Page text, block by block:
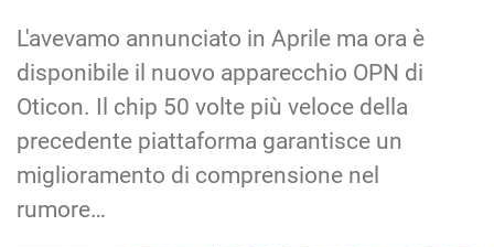
L'avevamo annunciato in Aprile ma ora è
disponibile il nuovo apparecchio OPN di
Oticon. Il chip 50 volte più veloce della
precedente piattaforma garantisce un
miglioramento di comprensione nel
rumore…